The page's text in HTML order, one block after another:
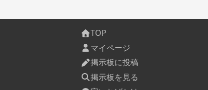
TOP
マイページ
掲示板に投稿
掲示板を見る